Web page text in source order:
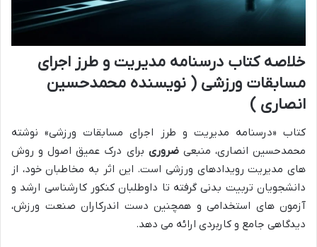
خلاصه کتاب درسنامه مدیریت و طرز اجرای
مسابقات ورزشی ( نویسنده محمدحسین
انصاری )
کتاب «درسنامه مدیریت و طرز اجرای مسابقات ورزشی» نوشته
محمدحسین انصاری، منبعیضروری برای درک عمیق اصول و روش
های مدیریت رویدادهای ورزشی است. این اثر به مخاطبان خود، از
دانشجویان تربیت بدنی گرفته تا داوطلبان کنکور کارشناسی ارشد و
آزمون های استخدامی و همچنین دست اندرکاران صنعت ورزش،
دیدگاهی جامع و کاربردی ارائه می دهد.